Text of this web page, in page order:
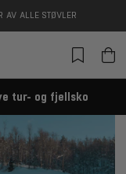
AV ALLE STØVLER
tur- og fjellsko